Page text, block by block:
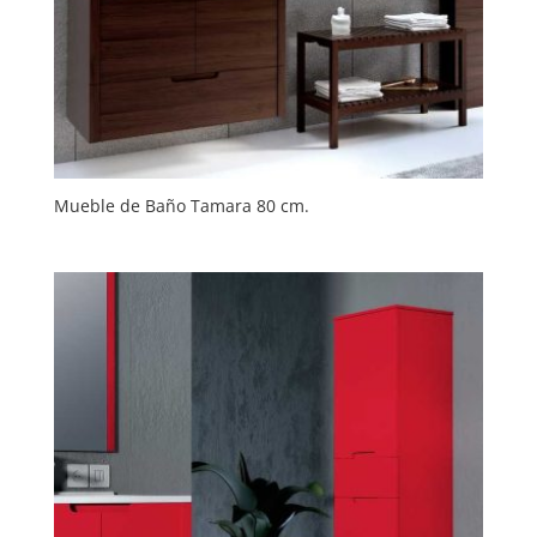
Mueble de Baño Tamara 80 cm.